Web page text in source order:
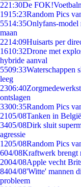
221:30De
1915:23Random Pics
5514:35Onlyfans-model
maan
2214:09Huisarts per
1610:32Drone met
hybride aanval
5509:33Waterschappen
leeg
2306:40
ontslagen
3300:35Random Pics
2105/08Tanken in
3405/08Dirk sluit
agressie
1205/08Random Pics
604/08Kraftwerk brengt
2004/08Apple vecht
8404/08'Witte' mannen
probleem